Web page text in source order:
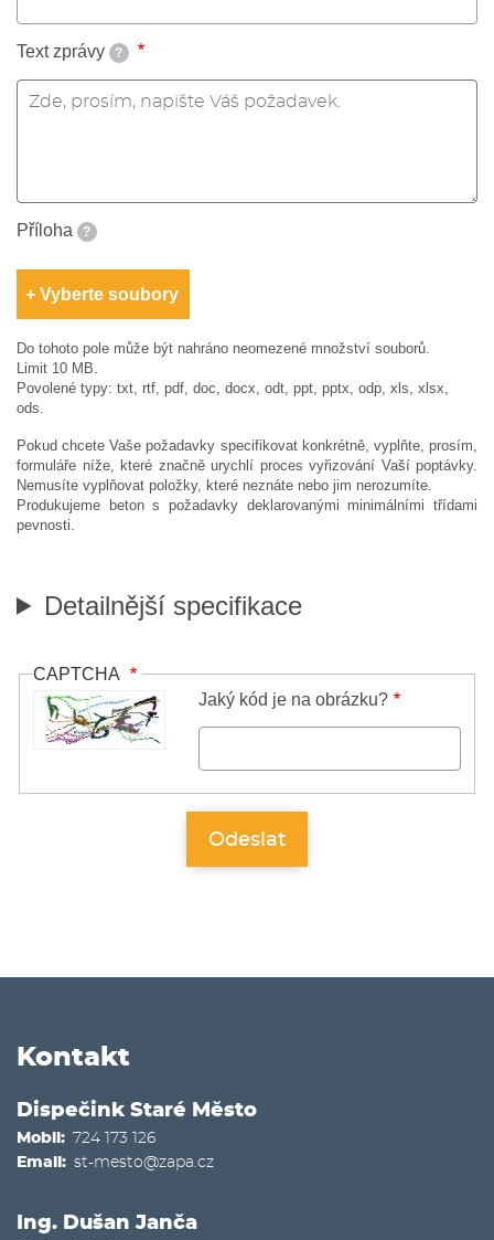
Text zprávy ?
Příloha ?
Vyberte soubory
Do tohoto pole může být nahráno neomezené množství souborů.
Limit 10 MB.
Povolené typy: txt, rtf, pdf, doc, docx, odt, ppt, pptx, odp, xls, xlsx,
ods.
Pokud chcete Vaše požadavky specifikovat konkrétně, vyplňte, prosím,
formuláře níže, které značně urychlí proces vyřizování Vaší poptávky.
Nemusíte vyplňovat položky, které neznáte nebo jim nerozumíte.
Produkujeme beton s požadavky deklarovanými minimálními třídami
pevnosti.
Detailnější specifikace
CAPTCHA
Jaký kód je na obrázku?
Kontakt
Dispečink Staré Město
Mobil
724 173 126
Email
st-mesto@zapa.cz
Ing. Dušan Janča